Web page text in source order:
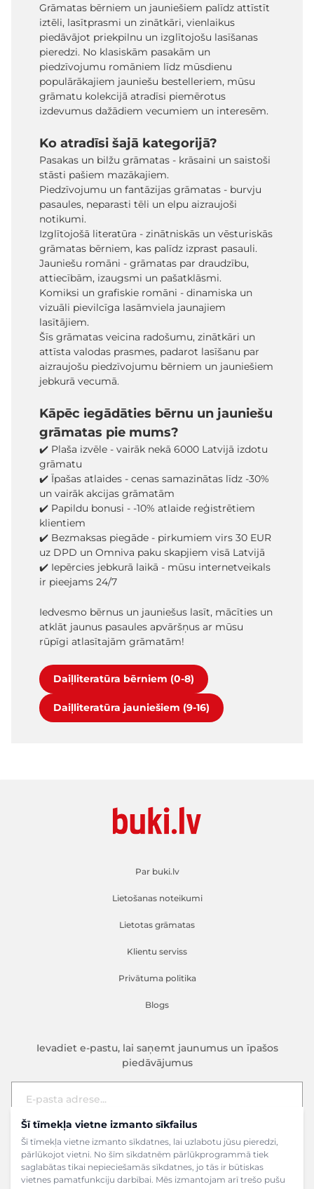
Šī tīmekļa vietne izmanto sīkfailus
Šī tīmekļa vietne izmanto sīkdatnes, lai uzlabotu jūsu pieredzi,
pārlūkojot vietni. No šīm sīkdatnēm pārlūkprogrammā tiek
saglabātas tikai nepieciešamās sīkdatnes, jo tās ir būtiskas
vietnes pamatfunkciju darbībai. Mēs izmantojam arī trešo pušu
Grāmatas bērniem un jauniešiem palīdz attīstīt
iztēli, lasītprasmi un zinātkāri, vienlaikus
piedāvājot priekpilnu un izglītojošu lasīšanas
pieredzi. No klasiskām pasakām un
piedzīvojumu romāniem līdz mūsdienu
populārākajiem jauniešu bestelleriem, mūsu
grāmatu kolekcijā atradīsi piemērotus
izdevumus dažādiem vecumiem un interesēm.
Ko atradīsi šajā kategorijā?
Pasakas un bilžu grāmatas - krāsaini un saistoši
stāsti pašiem mazākajiem.
Piedzīvojumu un fantāzijas grāmatas - burvju
pasaules, neparasti tēli un elpu aizraujoši
notikumi.
Izglītojošā literatūra - zinātniskās un vēsturiskās
grāmatas bērniem, kas palīdz izprast pasauli.
Jauniešu romāni - grāmatas par draudzību,
attiecībām, izaugsmi un pašatklāsmi.
Komiksi un grafiskie romāni - dinamiska un
vizuāli pievilcīga lasāmviela jaunajiem
lasītājiem.
Šīs grāmatas veicina radošumu, zinātkāri un
attīsta valodas prasmes, padarot lasīšanu par
aizraujošu piedzīvojumu bērniem un jauniešiem
jebkurā vecumā.
Kāpēc iegādāties bērnu un jauniešu
grāmatas pie mums?
✔️ Plaša izvēle - vairāk nekā 6000 Latvijā izdotu
grāmatu
✔️ Īpašas atlaides - cenas samazinātas līdz -30%
un vairāk akcijas grāmatām
✔️ Papildu bonusi - -10% atlaide reģistrētiem
klientiem
✔️ Bezmaksas piegāde - pirkumiem virs 30 EUR
uz DPD un Omniva paku skapjiem visā Latvijā
✔️ Iepērcies jebkurā laikā - mūsu internetveikals
ir pieejams 24/7
Iedvesmo bērnus un jauniešus lasīt, mācīties un
atklāt jaunus pasaules apvāršņus ar mūsu
rūpīgi atlasītajām grāmatām!
Daiļliteratūra bērniem (0-8)
Daiļliteratūra jauniešiem (9-16)
Par buki.lv
Lietošanas noteikumi
Lietotas grāmatas
Klientu serviss
Privātuma politika
Blogs
Ievadiet e-pastu, lai saņemt jaunumus un īpašos
piedāvājumus
E-pasta adrese
Pieteikties